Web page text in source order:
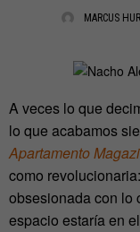
MARCUS
A veces lo que
lo que acabamos
Apartamento
como
obsesionada con lo
espacio estaría en